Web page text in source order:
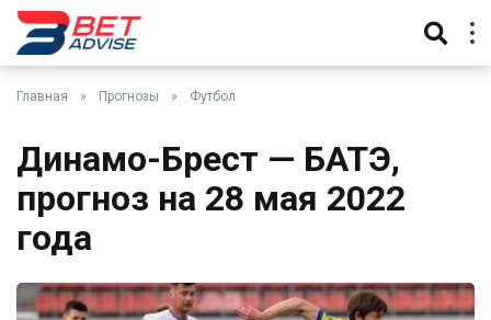
Главная » Прогнозы » Футбол
Динамо-Брест — БАТЭ,
прогноз на 28 мая 2022
года